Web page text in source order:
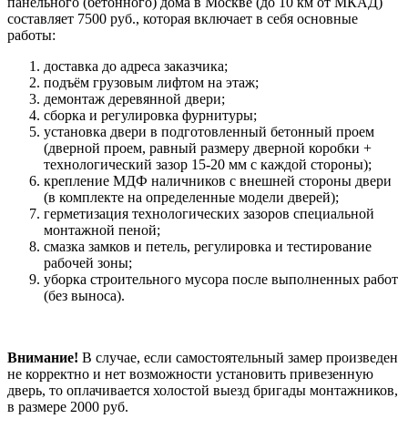
составляет 7500 руб., которая включает в себя основные
работы:
доставка до адреса заказчика;
подъём грузовым лифтом на этаж;
демонтаж деревянной двери;
сборка и регулировка фурнитуры;
установка двери в подготовленный бетонный проем
(дверной проем, равный размеру дверной коробки +
технологический зазор 15-20 мм с каждой стороны);
крепление МДФ наличников с внешней стороны двери
(в комплекте на определенные модели дверей);
герметизация технологических зазоров специальной
монтажной пеной;
смазка замков и петель, регулировка и тестирование
рабочей зоны;
уборка строительного мусора после выполненных работ
(без выноса).
Внимание! В случае, если самостоятельный замер произведен
не корректно и нет возможности установить привезенную
дверь, то оплачивается холостой выезд бригады монтажников,
в размере 2000 руб.